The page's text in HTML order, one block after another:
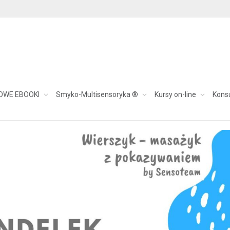
EBOOKI Smyko-Multisensoryka ® Kursy on-line